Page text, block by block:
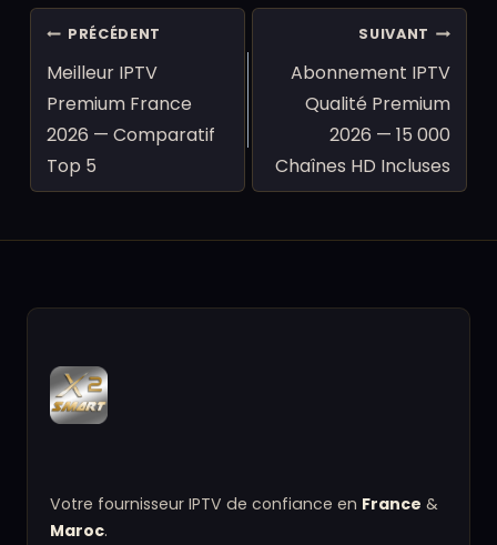
Navigation
l’article
PRÉCÉDENT
Meilleur IPTV
Premium France
2026 — Comparatif
Top 5
SUIVANT
Abonnement IPTV
Qualité Premium
2026 — 15 000
Chaînes HD Incluses
Votre fournisseur IPTV de confiance en France &
Maroc.